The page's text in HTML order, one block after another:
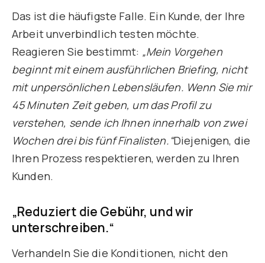
Das ist die häufigste Falle. Ein Kunde, der Ihre
Arbeit unverbindlich testen möchte.
Reagieren Sie bestimmt: „Mein Vorgehen
beginnt mit einem ausführlichen Briefing, nicht
mit unpersönlichen Lebensläufen. Wenn Sie mir
45 Minuten Zeit geben, um das Profil zu
verstehen, sende ich Ihnen innerhalb von zwei
Wochen drei bis fünf Finalisten.“Diejenigen, die
Ihren Prozess respektieren, werden zu Ihren
Kunden.
„Reduziert die Gebühr, und wir
unterschreiben.“
Verhandeln Sie die Konditionen, nicht den